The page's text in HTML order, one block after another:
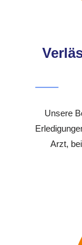
Unsere
Arzt,